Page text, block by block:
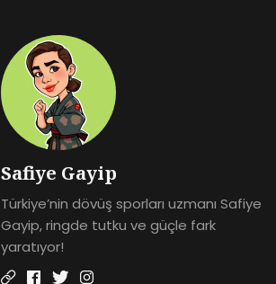
Safiye Gayip
Türkiye’nin dövüş sporları uzmanı Safiye
Gayip, ringde tutku ve güçle fark
yaratıyor!